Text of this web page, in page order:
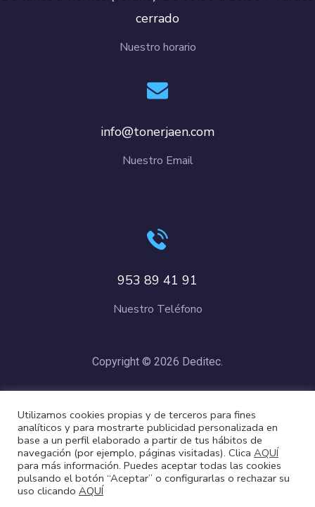
cerrado
Nuestro horario
info@tonerjaen.com
Nuestro Email
953 89 41 91
Nuestro Teléfono
Copyright © 2026 Deditec.
Cookies
Utilizamos cookies propias y de terceros para fines
analíticos y para mostrarte publicidad personalizada en
base a un perfil elaborado a partir de tus hábitos de
navegación (por ejemplo, páginas visitadas). Clica AQUÍ
para más información. Puedes aceptar todas las cookies
pulsando el botón “Aceptar” o configurarlas o rechazar su
uso clicando AQUÍ